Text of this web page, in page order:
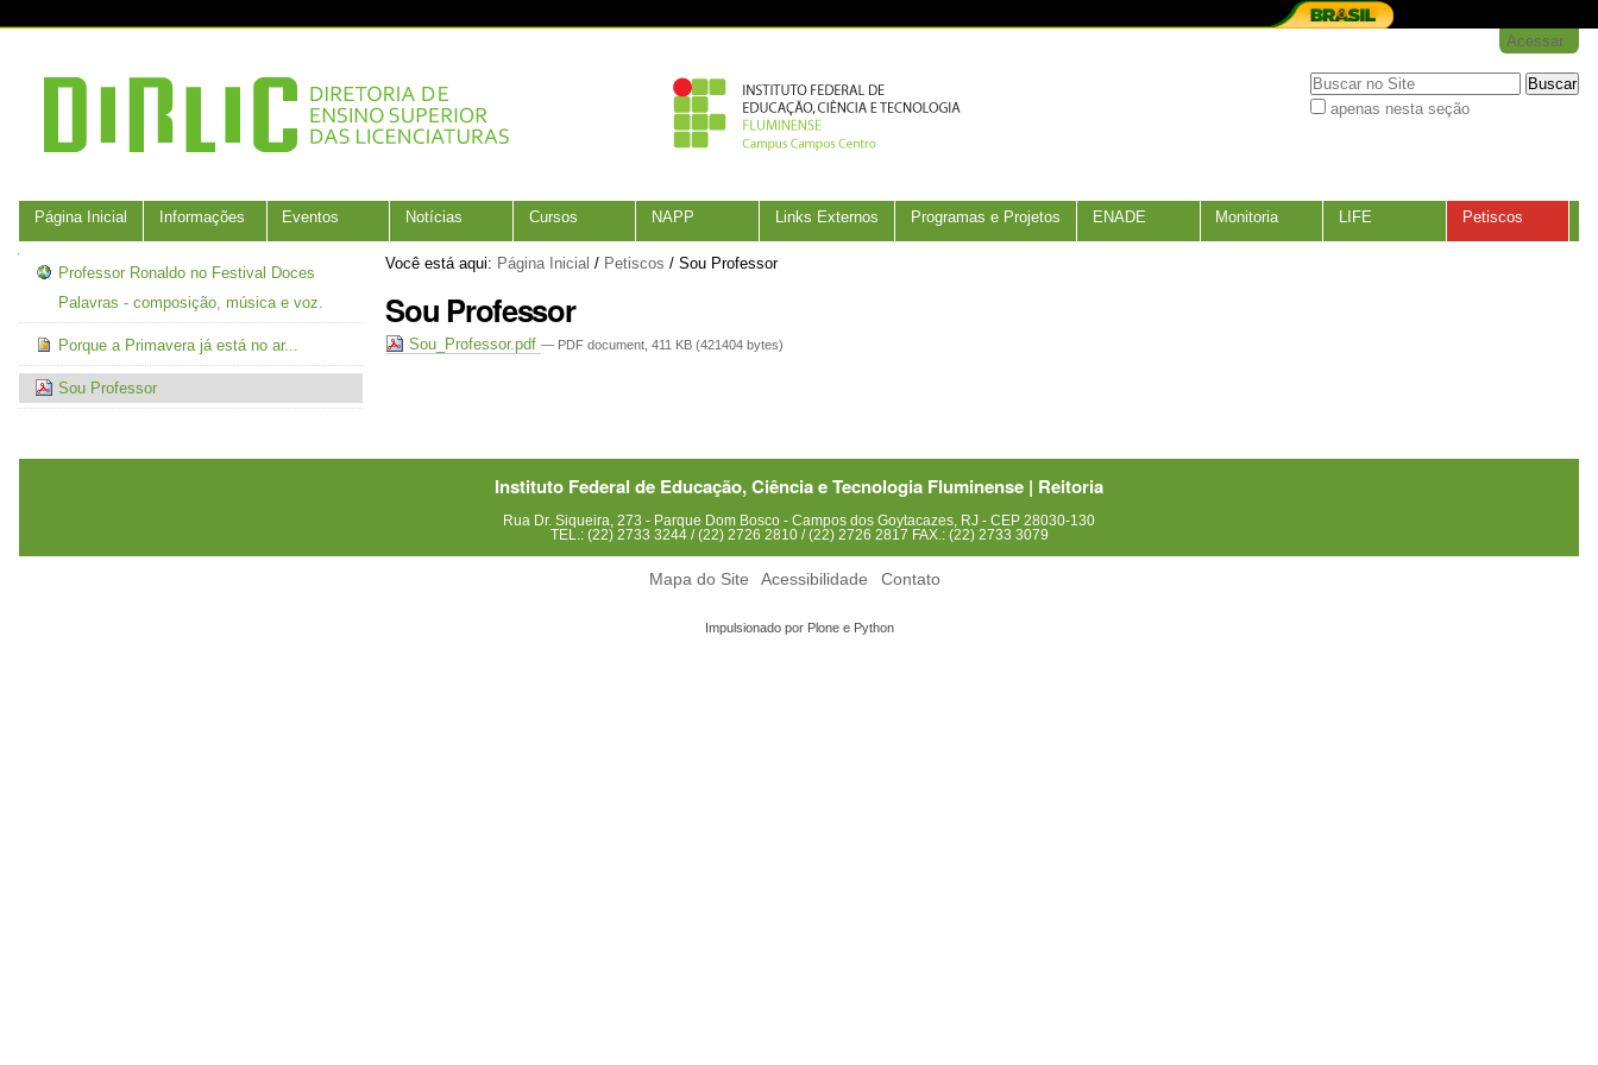
navegação
Acessar
Busca
apenas nesta seção
Navegação
Página Inicial Informações Eventos Notícias Cursos NAPP Links Externos Programas e Projetos ENADE Monitoria LIFE Petiscos
Navegação
Professor Ronaldo no Festival Doces
Palavras - composição, música e voz.
Porque a Primavera já está no ar...
Sou Professor
Você está aqui: Página Inicial / Petiscos /Sou Professor
Sou Professor
Sou_Professor.pdf— PDF document, 411 KB (421404 bytes)
Instituto Federal de Educação, Ciência e Tecnologia Fluminense | Reitoria
Rua Dr. Siqueira, 273 - Parque Dom Bosco - Campos dos Goytacazes, RJ - CEP 28030-130
TEL.: (22) 2733 3244 / (22) 2726 2810 / (22) 2726 2817 FAX.: (22) 2733 3079
Mapa do Site Acessibilidade Contato
Impulsionado por Plone e Python